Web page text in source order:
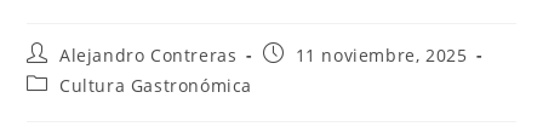
Autor
de
la
Alejandro Contreras
Entrada11 noviembre, 2025
Categoría
Cultura Gastronómica